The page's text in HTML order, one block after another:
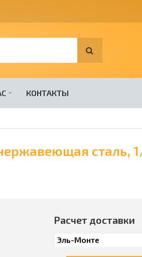
КОНТАКТЫ
сталь,
Расчет доставки